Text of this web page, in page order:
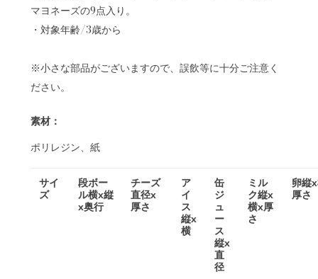
マヨネーズの9点入り。
・対象年齢/3歳から
※小さな部品がございますので、誤飲等に十分ご注意く
ださい。
素材：
ポリレジン、紙
サイ
ズ
段ボー
ル横x縦
x奥行
チーズ
直径x
厚さ
ア
イ
ス
縦x
横
缶
ジ
ュ
ー
ス
縦x
直
径
ミル
ク縦x
横x厚
さ
卵縦
厚さ